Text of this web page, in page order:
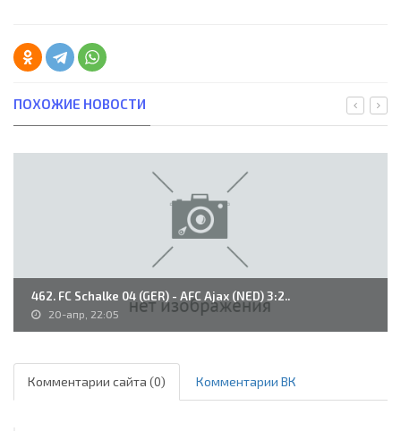
ПОХОЖИЕ НОВОСТИ
462. FC Schalke 04 (GER) - AFC Ajax (NED) 3:2..
20-апр, 22:05
Комментарии сайта (0) Комментарии ВК